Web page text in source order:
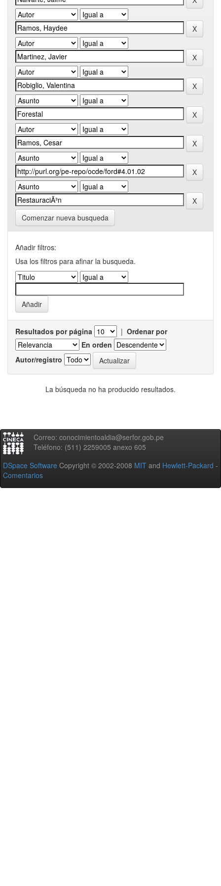
Comenzar nueva busqueda
Añadir filtros:
Usa los filtros para afinar la busqueda.
Resultados por página | Ordenar por
En orden
Autor/registro
La búsqueda no ha producido resultados.
Correo: conocimientoaldia@serfor.gob.pe
Teléfono: (511) 2259005 anexo 605
DSpace Software Copyright © 2002-2008 MIT and Hewlett-Packard -
Comentarios